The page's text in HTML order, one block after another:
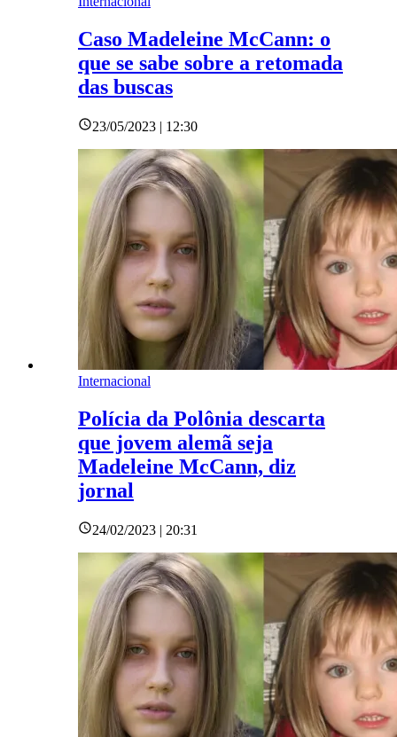
Caso Madeleine McCann: o
que se sabe sobre a retomada
das buscas
23/05/2023 | 12:30
Internacional
Polícia da Polônia descarta
que jovem alemã seja
Madeleine McCann, diz
jornal
24/02/2023 | 20:31